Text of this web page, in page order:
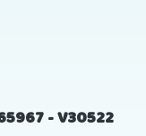
- V30522